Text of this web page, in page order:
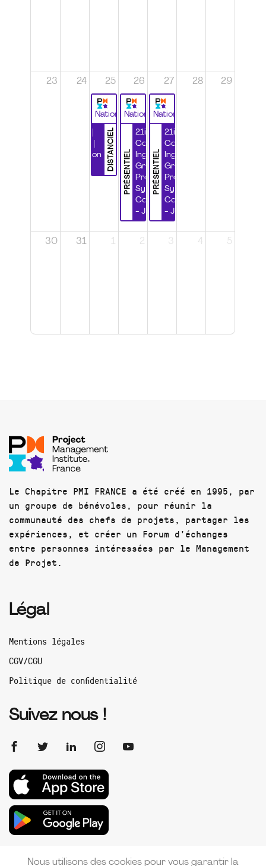
23 24 25
National
DISTANCIEL
Certification
26
National
PRÉSENTIEL
21ième
Congrès
Ingénierie
Grands
Projets et
Systèmes
Complexes
- Jour 1
27
National
PRÉSENTIEL
21ième
Congrès
Ingénierie
Grands
Projets et
Systèmes
Complexes
- Jour 2
28 29
30 31 1 2 3 4 5
Le Chapitre PMI FRANCE a été créé en 1995, par
un groupe de bénévoles, pour réunir la
communauté des chefs de projets, partager les
expériences, et créer un Forum d'échanges
entre personnes intéressées par le Management
de Projet.
Légal
Mentions légales
CGV/CGU
Politique de confidentialité
Suivez nous !
Nous utilisons des cookies pour vous garantir la